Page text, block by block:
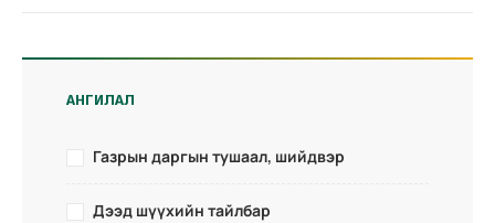
АНГИЛАЛ
Газрын даргын тушаал, шийдвэр
Дээд шүүхийн тайлбар